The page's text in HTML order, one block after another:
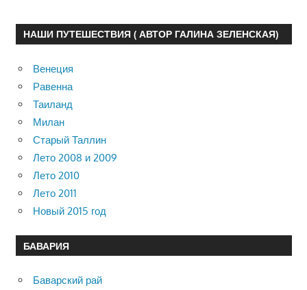
НАШИ ПУТЕШЕСТВИЯ ( АВТОР ГАЛИНА ЗЕЛЕНСКАЯ)
Венеция
Равенна
Таиланд
Милан
Старый Таллин
Лето 2008 и 2009
Лето 2010
Лето 2011
Новый 2015 год
БАВАРИЯ
Баварский рай